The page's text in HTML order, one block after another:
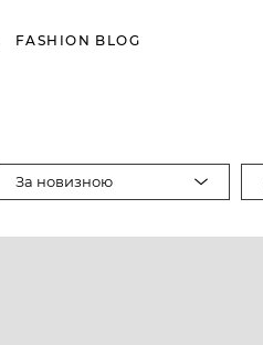
FASHION BLOG
За новизною